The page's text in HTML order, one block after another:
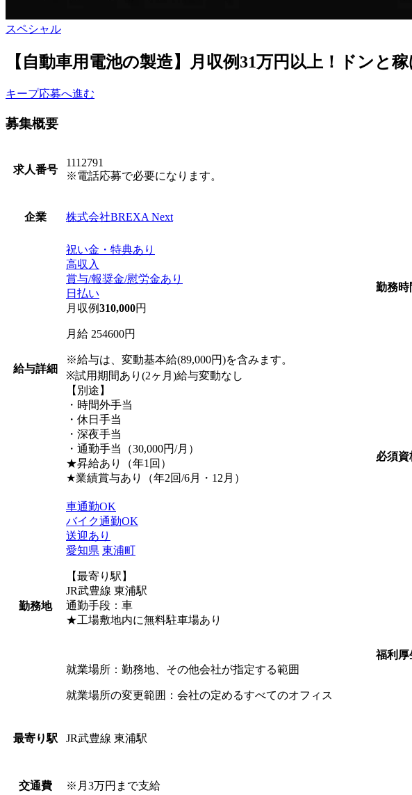
スペシャル
【自動車用電池の製造】月収例31万円以上！ドン
キープ応募へ進む
募集概要
求人番号
1112791
※電話応募で必要になります。
企業 株式会社BREXA Next
給与詳細
祝い金・特典あり
高収入
賞与/報奨金/慰労金あり
日払い
月収例310,000円
月給 254600円
※給与は、変動基本給(89,000円)を含みます。
※試用期間あり(2ヶ月)給与変動なし
【別途】
・時間外手当
・休日手当
・深夜手当
・通勤手当（30,000円/月）
★昇給あり（年1回）
★業績賞与あり（年2回/6月・12月）
勤務地
車通勤OK
バイク通勤OK
送迎あり
愛知県 東浦町
【最寄り駅】
JR武豊線 東浦駅
通勤手段：車
★工場敷地内に無料駐車場あり
就業場所：勤務地、その他会社が指定する範囲
就業場所の変更範囲：会社の定めるすべてのオフィス
最寄り駅 JR武豊線 東浦駅
交通費 ※月3万円まで支給
勤務時
必須資
福利厚